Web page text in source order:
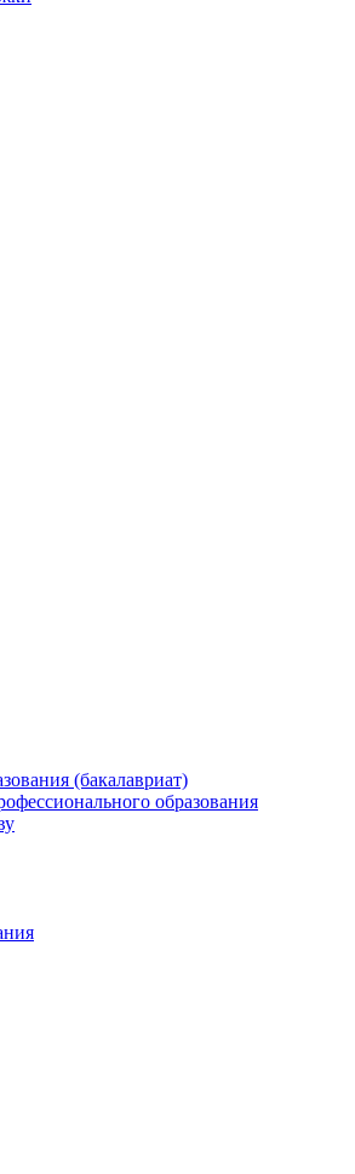
(бакалавриат)
образования